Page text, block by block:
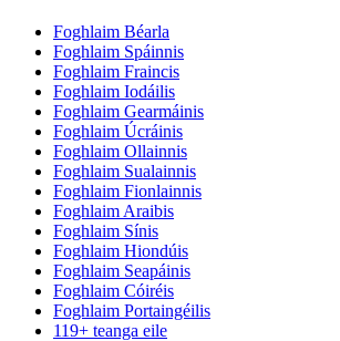
Foghlaim Béarla
Foghlaim Spáinnis
Foghlaim Fraincis
Foghlaim Iodáilis
Foghlaim Gearmáinis
Foghlaim Úcráinis
Foghlaim Ollainnis
Foghlaim Sualainnis
Foghlaim Fionlainnis
Foghlaim Araibis
Foghlaim Sínis
Foghlaim Hiondúis
Foghlaim Seapáinis
Foghlaim Cóiréis
Foghlaim Portaingéilis
119+ teanga eile